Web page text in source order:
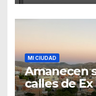
MI CIUDAD
Amanecen
calles de